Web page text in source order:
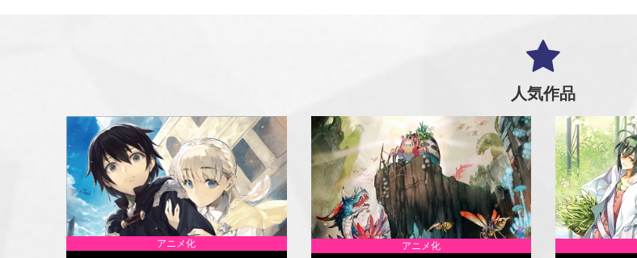
人気作品
アニメ化 アニメ化